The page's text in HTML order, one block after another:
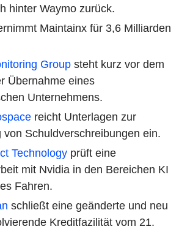
hinter Waymo zurück.
Maintainx für 3,6 Milliarden
Group steht kurz vor dem
Übernahme eines
Unternehmens.
reicht Unterlagen zur
von Schuldverschreibungen ein.
Technology prüft eine
mit Nvidia in den Bereichen KI
Fahren.
schließt eine geänderte und neu
Kreditfazilität vom 21.